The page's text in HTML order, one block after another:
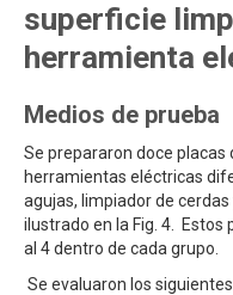
superficie
herramienta
Medios de prueba
Se prepararon doce
herramientas eléctricas
agujas, limpiador de
ilustrado en la Fig. 4. Estos
al 4 dentro de cada grupo.
Se evaluaron los